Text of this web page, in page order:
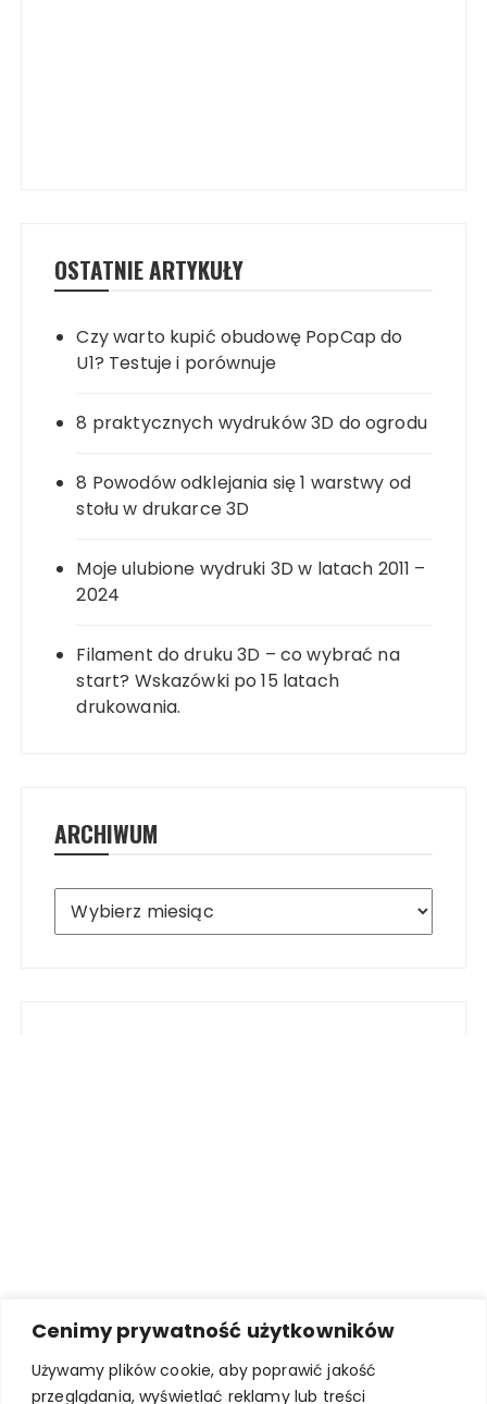
Cenimy prywatność użytkowników
Używamy plików cookie, aby poprawić jakość
przeglądania, wyświetlać reklamy lub treści
OSTATNIE ARTYKUŁY
Czy warto kupić obudowę PopCap do
U1? Testuje i porównuje
8 praktycznych wydruków 3D do ogrodu
8 Powodów odklejania się 1 warstwy od
stołu w drukarce 3D
Moje ulubione wydruki 3D w latach 2011 –
2024
Filament do druku 3D – co wybrać na
start? Wskazówki po 15 latach
drukowania.
ARCHIWUM
Archiwum